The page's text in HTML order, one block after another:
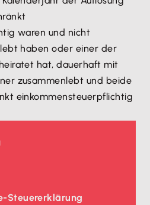
waren und nicht
haben oder einer der
hat, dauerhaft mit
zusammenlebt und beide
einkommensteuerpflichtig
Steuererklärung